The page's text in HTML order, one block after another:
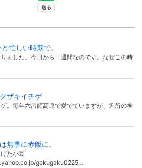
忙しい時期で。
ました。今日から一週間なのです。なぜこの時
ザキイチゲ
。毎年六呂師高原で愛でていますが、近所の神
無事に赤飯に。
た小豆
gakugaku0225…